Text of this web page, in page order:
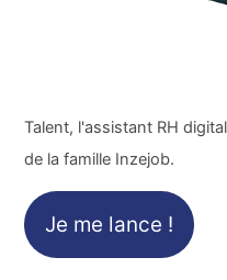
Talent, l'assistant RH
de la famille Inzejob.
Je me lance !